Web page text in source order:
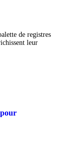
de registres
leur